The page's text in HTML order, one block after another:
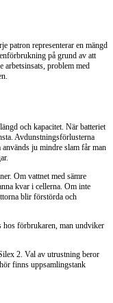
patron representerar en mängd
på grund av att
arbetsinsats, problem med
och kapacitet. När batteriet
Avdunstningsförlusterna
används ju mindre slam får man
Om vattnet med sämre
kvar i cellerna. Om inte
blir förstörda och
hos förbrukaren, man undviker
2. Val av utrustning beror
finns uppsamlingstank